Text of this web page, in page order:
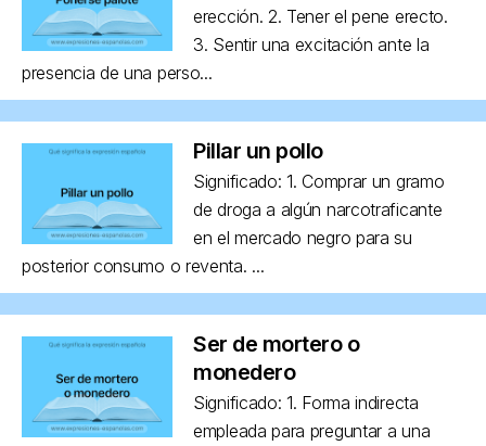
erección. 2. Tener el pene erecto.
3. Sentir una excitación ante la
presencia de una perso...
Pillar un pollo
Significado: 1. Comprar un gramo
de droga a algún narcotraficante
en el mercado negro para su
posterior consumo o reventa. ...
Ser de mortero o
monedero
Significado: 1. Forma indirecta
empleada para preguntar a una